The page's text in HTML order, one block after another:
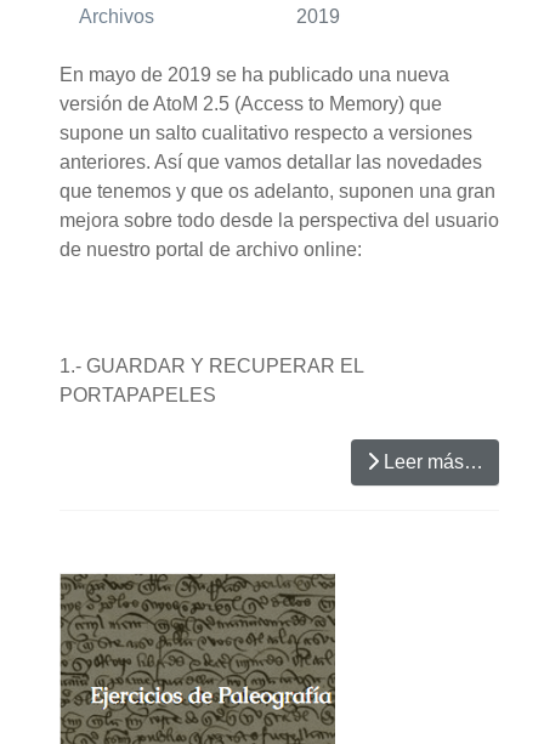
Archivos
2019
En mayo de 2019 se ha publicado una nueva
versión de AtoM 2.5 (Access to Memory) que
supone un salto cualitativo respecto a versiones
anteriores. Así que vamos detallar las novedades
que tenemos y que os adelanto, suponen una gran
mejora sobre todo desde la perspectiva del usuario
de nuestro portal de archivo online:
1.- GUARDAR Y RECUPERAR EL
PORTAPAPELES
Leer más…